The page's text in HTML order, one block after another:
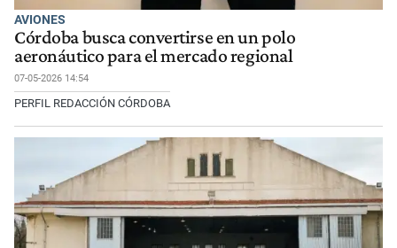
AVIONES
Córdoba busca convertirse en un polo
aeronáutico para el mercado regional
07-05-2026 14:54
PERFIL REDACCIÓN CÓRDOBA